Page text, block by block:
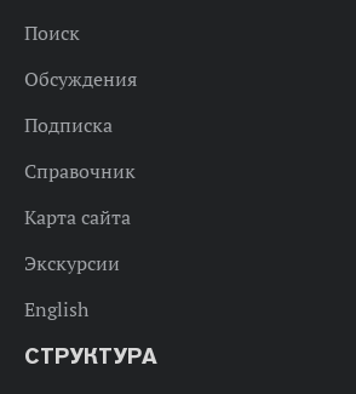
Поиск
Обсуждения
Подписка
Справочник
Карта сайта
Экскурсии
English
СТРУКТУРА